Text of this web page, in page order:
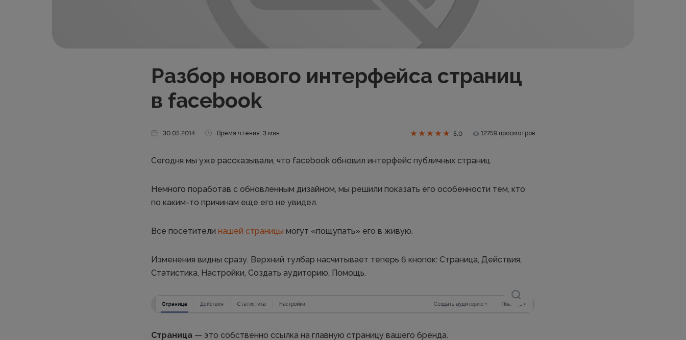
Разбор нового интерфейса страниц
в facebook
30.05.2014 Время чтения: 3 мин. 5.0 12759 просмотров
Сегодня мы уже рассказывали, что facebook обновил интерфейс публичных страниц.
Немного поработав с обновленным дизайном, мы решили показать его особенности тем, кто
по каким-то причинам еще его не увидел.
Все посетители нашей страницы могут «пощупать» его в живую.
Изменения видны сразу. Верхний тулбар насчитывает теперь 6 кнопок: Страница, Действия,
Статистика, Настройки, Создать аудиторию, Помощь.
Страница — это собственно ссылка на главную страницу вашего бренда.